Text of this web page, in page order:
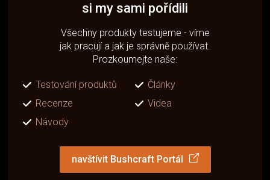
si my sami pořídili
Všechny produkty testujeme - víme
jak pracují a jak je správně používat.
Prozkoumejte naše:
Testování produktů
Články
Recenze
Videa
Návody
navštívit Bushcraft Portál